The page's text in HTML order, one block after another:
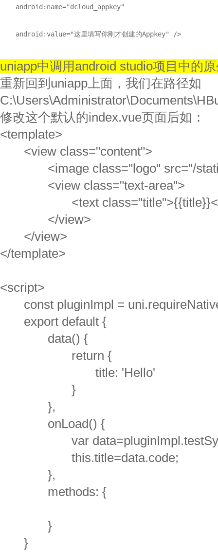
android:name="dcloud_appkey"
android:value="这里填写你刚才创建的Appkey" />
uniapp中调用android studio项目中的
重新回到uniapp上面，我们在路径如
修改这个默认的index.vue页面后如：
<template>
<view class="content">
<image class="logo" src="/
<view class="text-area">
<text class="title">{{title}}</
</view>
</view>
</template>
<script>
const pluginImpl =
export default {
data() {
return {
title: 'Hello'
}
},
onLoad() {
var
this.title=data.code;
},
methods: {
}
}